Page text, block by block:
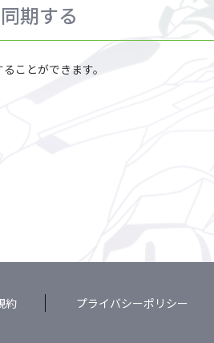
期する
ことができます。
約 プライバシーポリシー